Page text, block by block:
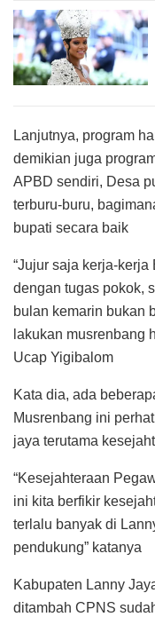
Lanjutnya, program
demikian juga
APBD sendiri, Desa
terburu-buru,
bupati secara baik
“Jujur saja kerja-
dengan tugas pokok,
bulan kemarin bukan
lakukan musrenbang
Ucap Yigibalom
Kata dia, ada
Musrenbang ini
jaya terutama
“Kesejahteraan
ini kita berfikir
terlalu banyak di
pendukung” katanya
Kabupaten Lanny
ditambah CPNS